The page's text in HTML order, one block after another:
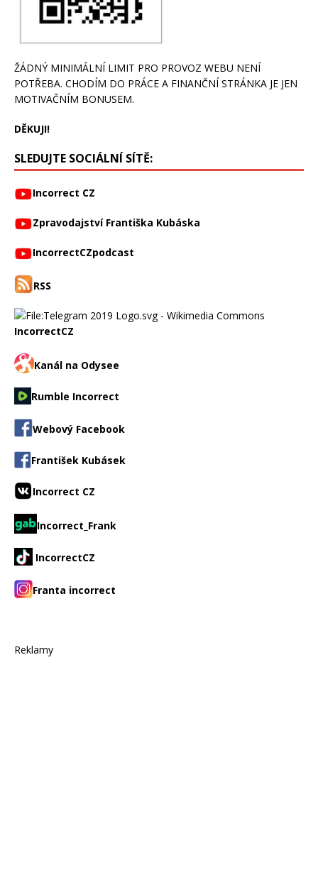
ŽÁDNÝ MINIMÁLNÍ LIMIT PRO PROVOZ WEBU NENÍ
POTŘEBA. CHODÍM DO PRÁCE A FINANČNÍ STRÁNKA JE JEN
MOTIVAČNÍM BONUSEM.
DĚKUJI!
SLEDUJTE SOCIÁLNÍ SÍTĚ:
Incorrect CZ
Zpravodajství Františka Kubáska
IncorrectCZpodcast
RSS
IncorrectCZ
Kanál na Odysee
Rumble Incorrect
Webový Facebook
František Kubásek
Incorrect CZ
Incorrect_Frank
IncorrectCZ
Franta incorrect
Reklamy